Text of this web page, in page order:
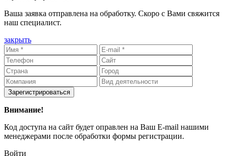
Ваша заявка отправлена на обработку. Скоро с Вами свяжится
наш специалист.
закрыть
Зарегистрироваться
Внимание!
Код доступа на сайт будет оправлен на Ваш E-mail нашими
менеджерами после обработки формы регистрации.
Войти